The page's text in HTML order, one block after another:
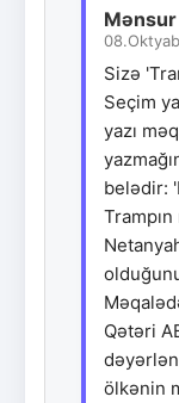
Sizə
Seçim
yazı
belədir:
Qətəri
ölkənin